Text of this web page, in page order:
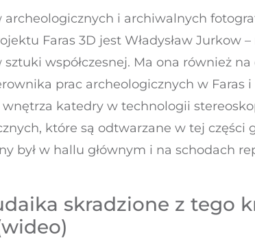
i archiwalnych
Faras 3D jest Władysław Jurkow
współczesnej. Ma ona również
prac archeologicznych w
katedry w technologii
które są odtwarzane w tej części
był w hallu głównym i na schodach
skradzione z tego